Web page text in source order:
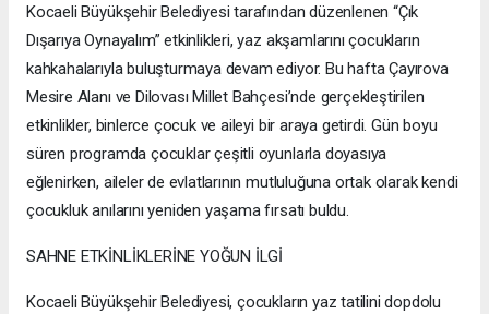
Kocaeli Büyükşehir Belediyesi tarafından düzenlenen “Çık
Dışarıya Oynayalım” etkinlikleri, yaz akşamlarını çocukların
kahkahalarıyla buluşturmaya devam ediyor. Bu hafta Çayırova
Mesire Alanı ve Dilovası Millet Bahçesi’nde gerçekleştirilen
etkinlikler, binlerce çocuk ve aileyi bir araya getirdi. Gün boyu
süren programda çocuklar çeşitli oyunlarla doyasıya
eğlenirken, aileler de evlatlarının mutluluğuna ortak olarak kendi
çocukluk anılarını yeniden yaşama fırsatı buldu.
SAHNE ETKİNLİKLERİNE YOĞUN İLGİ
Kocaeli Büyükşehir Belediyesi, çocukların yaz tatilini dopdolu